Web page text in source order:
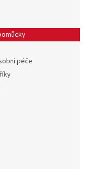
péče